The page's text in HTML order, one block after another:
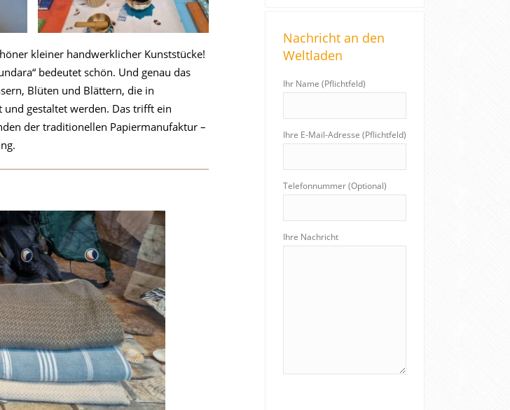
kleiner handwerklicher Kunststücke!
bedeutet schön. Und genau das
Blüten und Blättern, die in
gestaltet werden. Das trifft ein
der traditionellen Papiermanufaktur –
Nachricht an den
Weltladen
Ihr Name (Pflichtfeld)
Ihre E-Mail-Adresse (Pflichtfeld)
Telefonnummer (Optional)
Ihre Nachricht